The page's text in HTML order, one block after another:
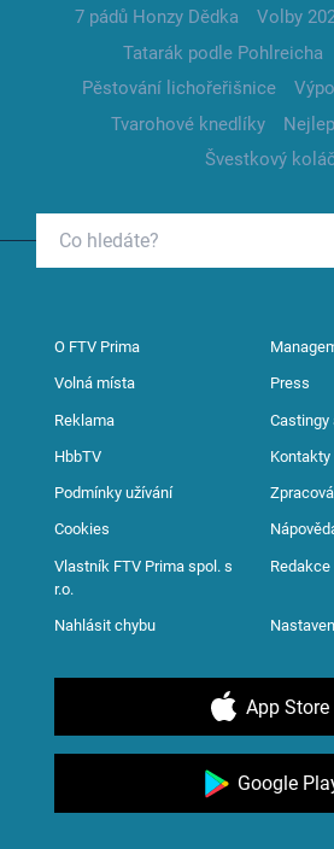
7 pádů Honzy Dědka
Volby
Tatarák podle Pohlreicha
Pěstování lichořeřišnice
Tvarohové knedlíky
Švestkový koláč
O FTV Prima
Volná místa Press
Reklama Castingy
HbbTV Kontakty
Podmínky užívání
Cookies
Vlastník FTV Prima spol. s
r.o.
Redakce
Nahlásit chybu
App Store
Google